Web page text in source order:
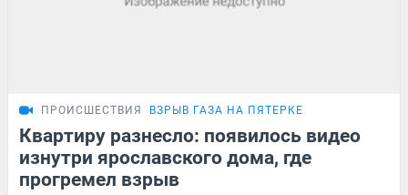
ПРОИСШЕСТВИЯ ВЗРЫВ ГАЗА НА ПЯТЕРКЕ
Квартиру разнесло: появилось видео
изнутри ярославского дома, где
прогремел взрыв